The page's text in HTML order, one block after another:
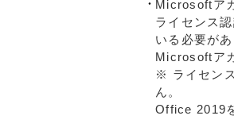
Microsoftア
ライセンス
いる必要が
Microsoftア
※ ライセン
ん。
Office 2019